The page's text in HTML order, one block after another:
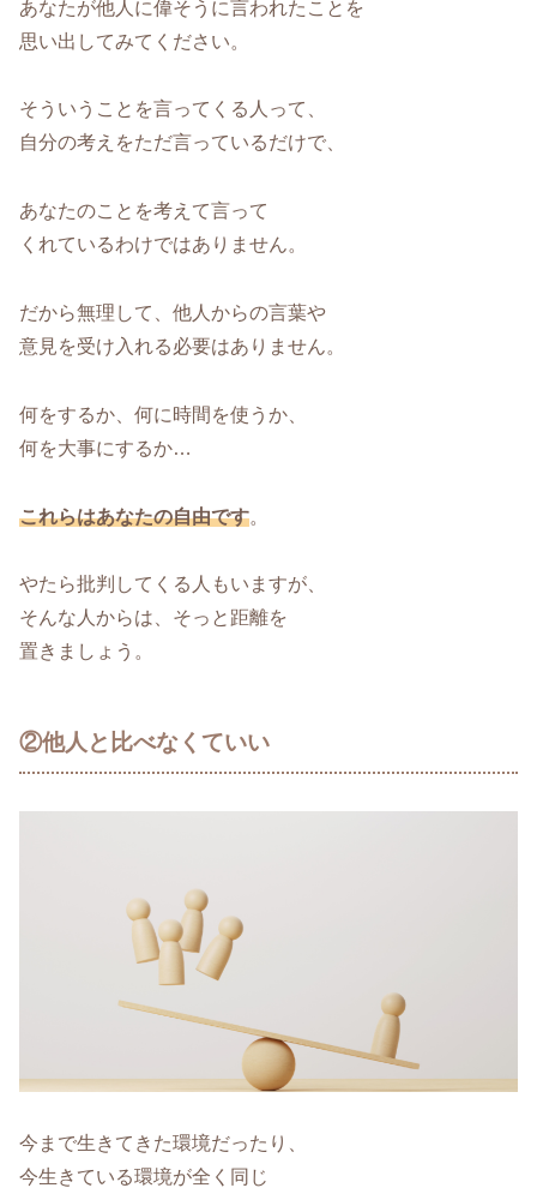
あなたが他人に偉そうに言われたことを
思い出してみてください。
そういうことを言ってくる人って、
自分の考えをただ言っているだけで、
あなたのことを考えて言って
くれているわけではありません。
だから無理して、他人からの言葉や
意見を受け入れる必要はありません。
何をするか、何に時間を使うか、
何を大事にするか…
これらはあなたの自由です。
やたら批判してくる人もいますが、
そんな人からは、そっと距離を
置きましょう。
②他人と比べなくていい
今まで生きてきた環境だったり、
今生きている環境が全く同じ